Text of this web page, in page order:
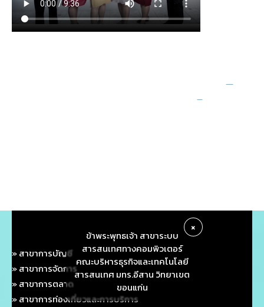
» สาขาการบัญชี
» สาขาการจัดการ
» สาขาการตลาด
» สาขาการท่องเที่ยวและการบริการ
×
ข้าพระพุทธเจ้า สาขาระบบ
สารสนเทศทางคอมพิวเตอร์
คณะบริหารธุรกิจและเทคโนโลยี
สารสนเทศ มทร.อีสาน วิทยาเขต
ขอนแก่น